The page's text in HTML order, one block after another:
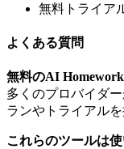
無料トライア
よくある質問
無料のAI
多くのプロバイダ
ランやトライアルを
これらのツールは